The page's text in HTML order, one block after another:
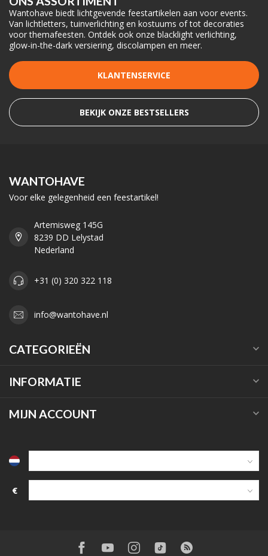
Wantohave biedt lichtgevende feestartikelen aan voor events.
Van lichtletters, tuinverlichting en kostuums of tot decoraties
voor themafeesten. Ontdek ook onze blacklight verlichting,
glow-in-the-dark versiering, discolampen en meer.
KLANTENSERVICE
BEKIJK ONZE BESTSELLERS
WANTOHAVE
Voor elke gelegenheid een feestartikel!
Artemisweg 145G
8239 DD Lelystad
Nederland
+31 (0) 320 322 118
info@wantohave.nl
CATEGORIEËN
INFORMATIE
MIJN ACCOUNT
€